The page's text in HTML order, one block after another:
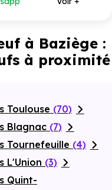
à partir de 278 000 €
à Baziège :
à proximité
Toulouse (70)
Blagnac (7)
Tournefeuille (4)
L'Union (3)
Quint-